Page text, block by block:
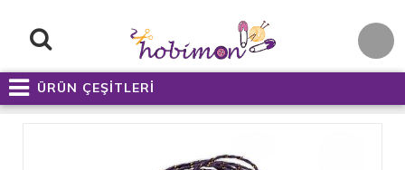
ÜRÜN ÇEŞİTLERİ